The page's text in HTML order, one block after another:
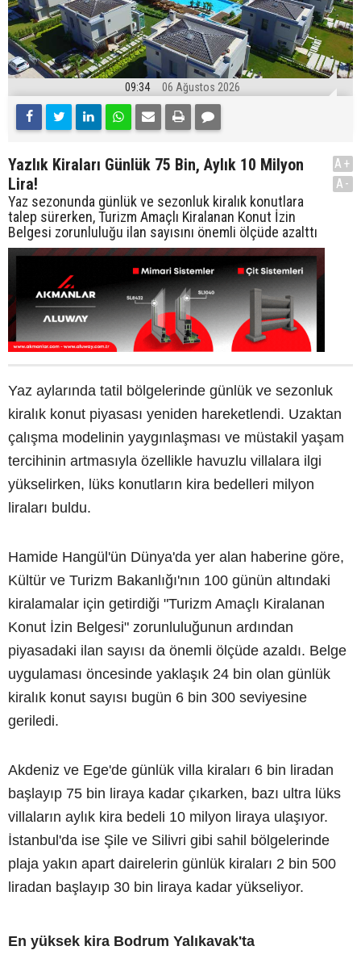
09:34 06 Ağustos 2026
Yazlık Kiraları Günlük 75 Bin, Aylık 10 Milyon
Lira!
Yaz sezonunda günlük ve sezonluk kiralık konutlara
talep sürerken, Turizm Amaçlı Kiralanan Konut İzin
Belgesi zorunluluğu ilan sayısını önemli ölçüde azalttı
A+
A-
Yaz aylarında tatil bölgelerinde günlük ve sezonluk
kiralık konut piyasası yeniden hareketlendi. Uzaktan
çalışma modelinin yaygınlaşması ve müstakil yaşam
tercihinin artmasıyla özellikle havuzlu villalara ilgi
yükselirken, lüks konutların kira bedelleri milyon
liraları buldu.
Hamide Hangül'ün Dünya'da yer alan haberine göre,
Kültür ve Turizm Bakanlığı'nın 100 günün altındaki
kiralamalar için getirdiği "Turizm Amaçlı Kiralanan
Konut İzin Belgesi" zorunluluğunun ardından
piyasadaki ilan sayısı da önemli ölçüde azaldı. Belge
uygulaması öncesinde yaklaşık 24 bin olan günlük
kiralık konut sayısı bugün 6 bin 300 seviyesine
geriledi.
Akdeniz ve Ege'de günlük villa kiraları 6 bin liradan
başlayıp 75 bin liraya kadar çıkarken, bazı ultra lüks
villaların aylık kira bedeli 10 milyon liraya ulaşıyor.
İstanbul'da ise Şile ve Silivri gibi sahil bölgelerinde
plaja yakın apart dairelerin günlük kiraları 2 bin 500
liradan başlayıp 30 bin liraya kadar yükseliyor.
En yüksek kira Bodrum Yalıkavak'ta